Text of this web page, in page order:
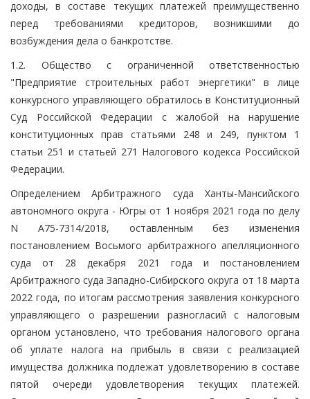
доходы, в составе текущих платежей преимущественно
перед требованиями кредиторов, возникшими до
возбуждения дела о банкротстве.
1.2. Общество с ограниченной ответственностью
"Предприятие строительных работ энергетики" в лице
конкурсного управляющего обратилось в Конституционный
Суд Российской Федерации с жалобой на нарушение
конституционных прав статьями 248 и 249, пунктом 1
статьи 251 и статьей 271 Налогового кодекса Российской
Федерации.
Определением Арбитражного суда Ханты-Мансийского
автономного округа - Югры от 1 ноября 2021 года по делу
N А75-7314/2018, оставленным без изменения
постановлением Восьмого арбитражного апелляционного
суда от 28 декабря 2021 года и постановлением
Арбитражного суда Западно-Сибирского округа от 18 марта
2022 года, по итогам рассмотрения заявления конкурсного
управляющего о разрешении разногласий с налоговым
органом установлено, что требования налогового органа
об уплате налога на прибыль в связи с реализацией
имущества должника подлежат удовлетворению в составе
пятой очереди удовлетворения текущих платежей.